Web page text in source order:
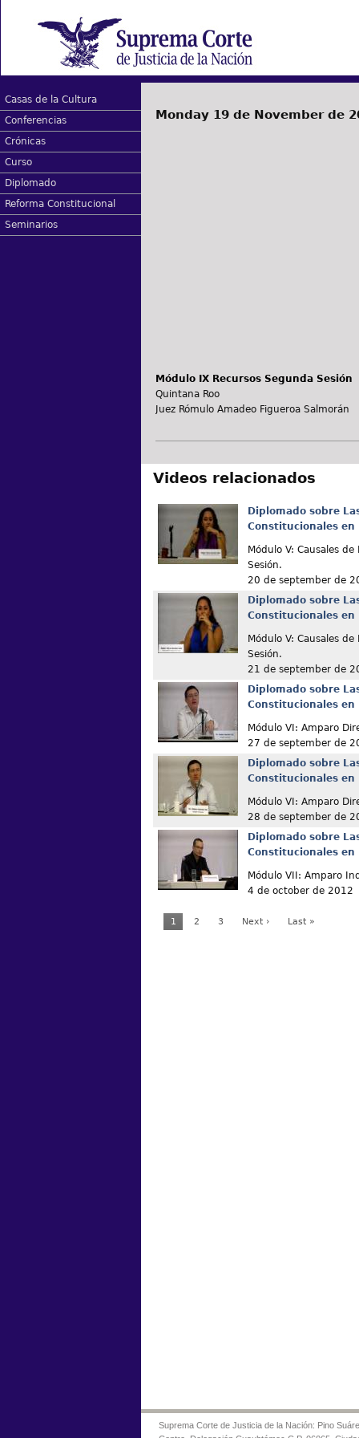
Casas de la Cultura
Conferencias
Crónicas
Curso
Diplomado
Reforma Constitucional
Seminarios
Monday 19 de November de
Módulo IX Recursos Segunda Sesión
Quintana Roo
Juez Rómulo Amadeo Figueroa Salmorán
Videos relacionados
Diplomado sobre
Constitucionales en
Módulo V: Causales
Sesión.
20 de september de
Diplomado sobre
Constitucionales en
Módulo V: Causales
Sesión.
21 de september de
Diplomado sobre
Constitucionales en
Módulo VI: Amparo
27 de september de
Diplomado sobre
Constitucionales en
Módulo VI: Amparo
28 de september de
Diplomado sobre
Constitucionales en
Módulo VII: Amparo
4 de october de 2012
1 2 3 Next › Last »
Suprema Corte de Justicia de la Nación: Pino